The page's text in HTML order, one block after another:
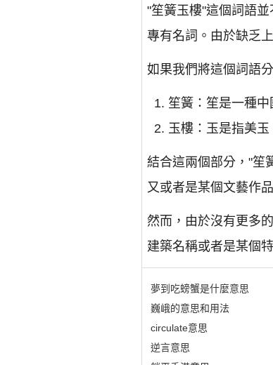
"笙簧玉樓"這個詞語
專有名詞。由於缺乏
如果我們將這個詞語
笙簧：笙是一種
玉樓：玉是指美
結合這兩個部分，"笙
又或者是某個文藝作
然而，由於沒有更多
建築名稱或者是某個
夢到吃螃蟹是什麼意思
巍峨的意思和用法
circulate意思
逆言意思